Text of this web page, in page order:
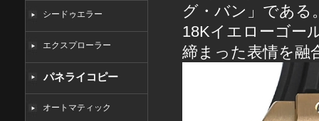
シードゥエラー
エクスプローラー
パネライコピー
オートマティック
グ・バン」である
18Kイエローゴー
締まった表情を融